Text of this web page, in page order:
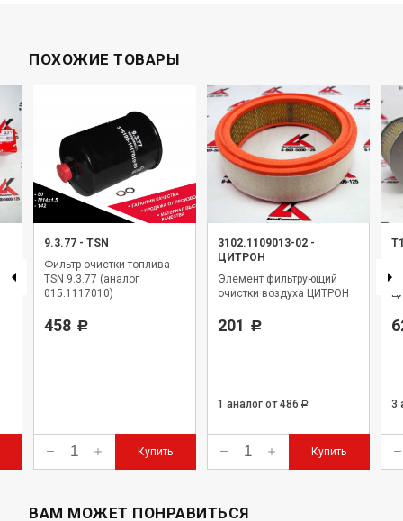
ПОХОЖИЕ ТОВАРЫ
9.3.77 - TSN
Фильтр очистки топлива
TSN 9.3.77 (аналог
015.1117010)
458 Р
Купить
3102.1109013-02 -
ЦИТРОН
Элемент фильтрующий
очистки воздуха ЦИТРОН
201 Р
1 аналог от 486 Р
Купить
3
ВАМ МОЖЕТ ПОНРАВИТЬСЯ